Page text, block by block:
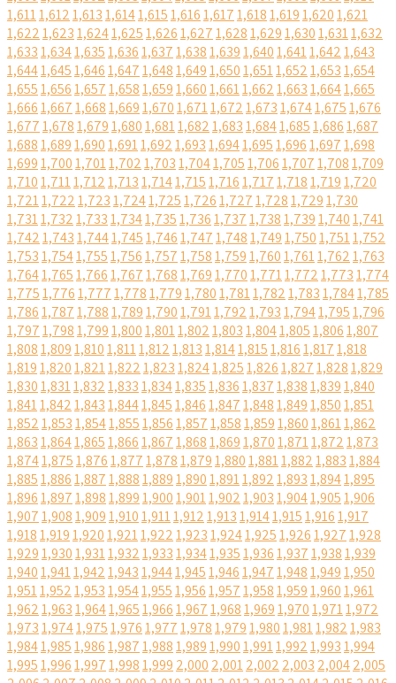
1,6111,6121,6131,6141,6151,6161,6171,6181,6191,6201,621
1,6221,6231,6241,6251,6261,6271,6281,6291,6301,6311,632
1,6331,6341,6351,6361,6371,6381,6391,6401,6411,6421,643
1,6441,6451,6461,6471,6481,6491,6501,6511,6521,6531,654
1,6551,6561,6571,6581,6591,6601,6611,6621,6631,6641,665
1,6661,6671,6681,6691,6701,6711,6721,6731,6741,6751,676
1,6771,6781,6791,6801,6811,6821,6831,6841,6851,6861,687
1,6881,6891,6901,6911,6921,6931,6941,6951,6961,6971,698
1,6991,7001,7011,7021,7031,7041,7051,7061,7071,7081,709
1,7101,7111,7121,7131,7141,7151,7161,7171,7181,7191,720
1,7211,7221,7231,7241,7251,7261,7271,7281,7291,730
1,7311,7321,7331,7341,7351,7361,7371,7381,7391,7401,741
1,7421,7431,7441,7451,7461,7471,7481,7491,7501,7511,752
1,7531,7541,7551,7561,7571,7581,7591,7601,7611,7621,763
1,7641,7651,7661,7671,7681,7691,7701,7711,7721,7731,774
1,7751,7761,7771,7781,7791,7801,7811,7821,7831,7841,785
1,7861,7871,7881,7891,7901,7911,7921,7931,7941,7951,796
1,7971,7981,7991,8001,8011,8021,8031,8041,8051,8061,807
1,8081,8091,8101,8111,8121,8131,8141,8151,8161,8171,818
1,8191,8201,8211,8221,8231,8241,8251,8261,8271,8281,829
1,8301,8311,8321,8331,8341,8351,8361,8371,8381,8391,840
1,8411,8421,8431,8441,8451,8461,8471,8481,8491,8501,851
1,8521,8531,8541,8551,8561,8571,8581,8591,8601,8611,862
1,8631,8641,8651,8661,8671,8681,8691,8701,8711,8721,873
1,8741,8751,8761,8771,8781,8791,8801,8811,8821,8831,884
1,8851,8861,8871,8881,8891,8901,8911,8921,8931,8941,895
1,8961,8971,8981,8991,9001,9011,9021,9031,9041,9051,906
1,9071,9081,9091,9101,9111,9121,9131,9141,9151,9161,917
1,9181,9191,9201,9211,9221,9231,9241,9251,9261,9271,928
1,9291,9301,9311,9321,9331,9341,9351,9361,9371,9381,939
1,9401,9411,9421,9431,9441,9451,9461,9471,9481,9491,950
1,9511,9521,9531,9541,9551,9561,9571,9581,9591,9601,961
1,9621,9631,9641,9651,9661,9671,9681,9691,9701,9711,972
1,9731,9741,9751,9761,9771,9781,9791,9801,9811,9821,983
1,9841,9851,9861,9871,9881,9891,9901,9911,9921,9931,994
1,9951,9961,9971,9981,999 2,000 2,0012,002 2,003 2,0042,005